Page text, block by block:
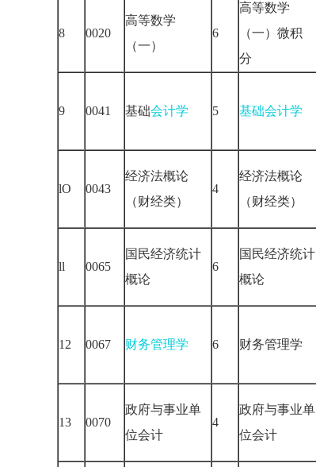
8 0020
高等数学
（一）
6
高等数学
（一）微积
分
9 0041 基础会计学 5 基础会计学
lO 0043
经济法概论
（财经类）
4
经济法概论
（财经类）
ll 0065
国民经济统计
概论
6
国民经济统计
概论
12 0067 财务管理学 6 财务管理学
13 0070
政府与事业单
位会计
4
政府与事业单
位会计